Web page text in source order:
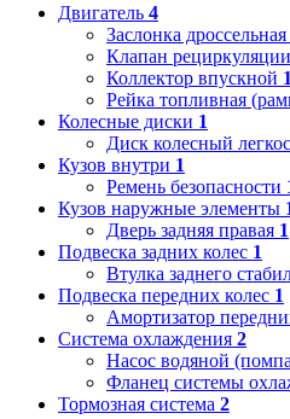
Двигатель 4
Заслонка
Клапан
Коллектор впускной 1
Рейка топливная
Колесные диски 1
Диск колесный
Кузов внутри 1
Ремень безопасности
Кузов наружные элементы
Дверь задняя правая 1
Подвеска задних колес 1
Втулка заднего
Подвеска передних колес 1
Амортизатор
Система охлаждения 2
Насос водяной
Фланец системы
Тормозная система 2